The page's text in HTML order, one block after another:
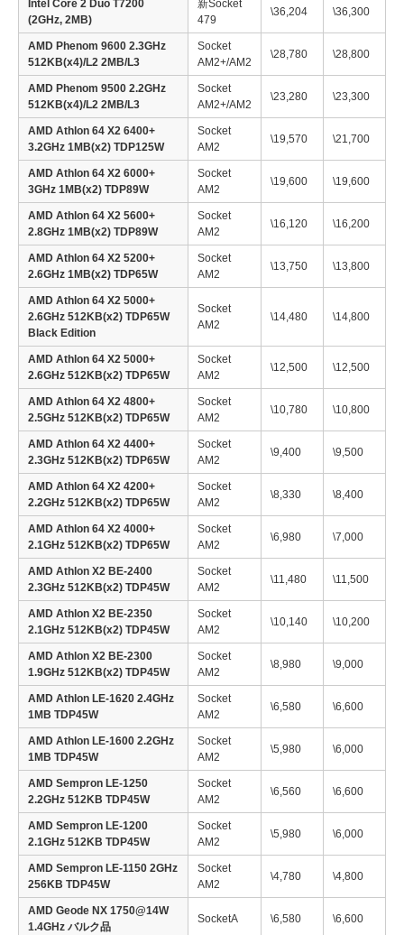
Intel Core 2 Duo T7200
(2GHz, 2MB)
新Socket
479
\36,204 \36,300
AMD Phenom 9600 2.3GHz
512KB(x4)/L2 2MB/L3
Socket
AM2+/AM2
\28,780 \28,800
AMD Phenom 9500 2.2GHz
512KB(x4)/L2 2MB/L3
Socket
AM2+/AM2
\23,280 \23,300
AMD Athlon 64 X2 6400+
3.2GHz 1MB(x2) TDP125W
Socket
AM2
\19,570 \21,700
AMD Athlon 64 X2 6000+
3GHz 1MB(x2) TDP89W
Socket
AM2
\19,600 \19,600
AMD Athlon 64 X2 5600+
2.8GHz 1MB(x2) TDP89W
Socket
AM2
\16,120 \16,200
AMD Athlon 64 X2 5200+
2.6GHz 1MB(x2) TDP65W
Socket
AM2
\13,750 \13,800
AMD Athlon 64 X2 5000+
2.6GHz 512KB(x2) TDP65W
Black Edition
Socket
AM2
\14,480 \14,800
AMD Athlon 64 X2 5000+
2.6GHz 512KB(x2) TDP65W
Socket
AM2
\12,500 \12,500
AMD Athlon 64 X2 4800+
2.5GHz 512KB(x2) TDP65W
Socket
AM2
\10,780 \10,800
AMD Athlon 64 X2 4400+
2.3GHz 512KB(x2) TDP65W
Socket
AM2
\9,400 \9,500
AMD Athlon 64 X2 4200+
2.2GHz 512KB(x2) TDP65W
Socket
AM2
\8,330 \8,400
AMD Athlon 64 X2 4000+
2.1GHz 512KB(x2) TDP65W
Socket
AM2
\6,980 \7,000
AMD Athlon X2 BE-2400
2.3GHz 512KB(x2) TDP45W
Socket
AM2
\11,480 \11,500
AMD Athlon X2 BE-2350
2.1GHz 512KB(x2) TDP45W
Socket
AM2
\10,140 \10,200
AMD Athlon X2 BE-2300
1.9GHz 512KB(x2) TDP45W
Socket
AM2
\8,980 \9,000
AMD Athlon LE-1620 2.4GHz
1MB TDP45W
Socket
AM2
\6,580 \6,600
AMD Athlon LE-1600 2.2GHz
1MB TDP45W
Socket
AM2
\5,980 \6,000
AMD Sempron LE-1250
2.2GHz 512KB TDP45W
Socket
AM2
\6,560 \6,600
AMD Sempron LE-1200
2.1GHz 512KB TDP45W
Socket
AM2
\5,980 \6,000
AMD Sempron LE-1150 2GHz
256KB TDP45W
Socket
AM2
\4,780 \4,800
AMD Geode NX 1750@14W
1.4GHz バルク品
SocketA \6,580 \6,600